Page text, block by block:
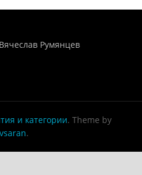
Вячеслав Румянцев
и категории. Theme by
.